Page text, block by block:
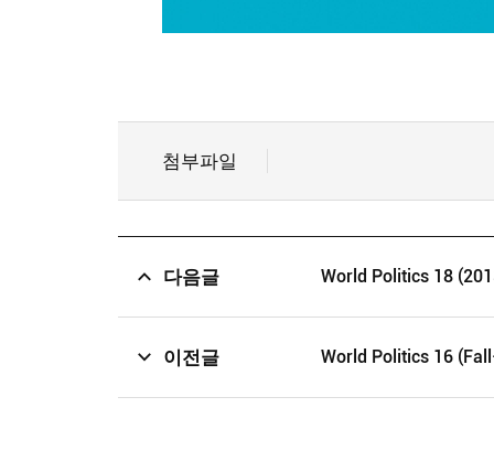
첨부파일
다음글 World Politics 18
이전글 World Politics 16